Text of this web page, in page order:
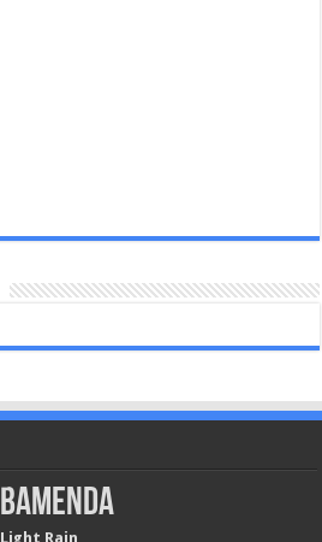
Bamenda
Light Rain